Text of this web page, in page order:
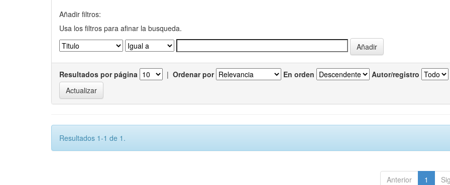
Añadir filtros:
Usa los filtros para afinar la busqueda.
Resultados por página | Ordenar por En orden Autor/registro
Resultados 1-1 de 1.
Anterior 1